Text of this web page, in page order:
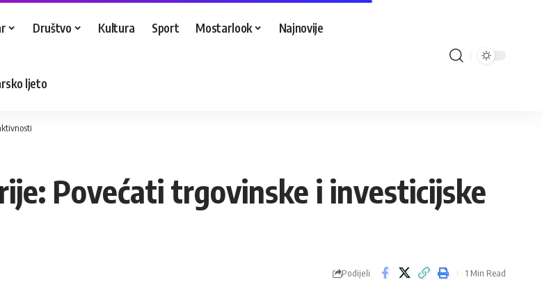
Društvo Kultura Sport Mostarlook Najnovije
ljeto
Povećati trgovinske i investicijske
Podijeli 1 Min Read